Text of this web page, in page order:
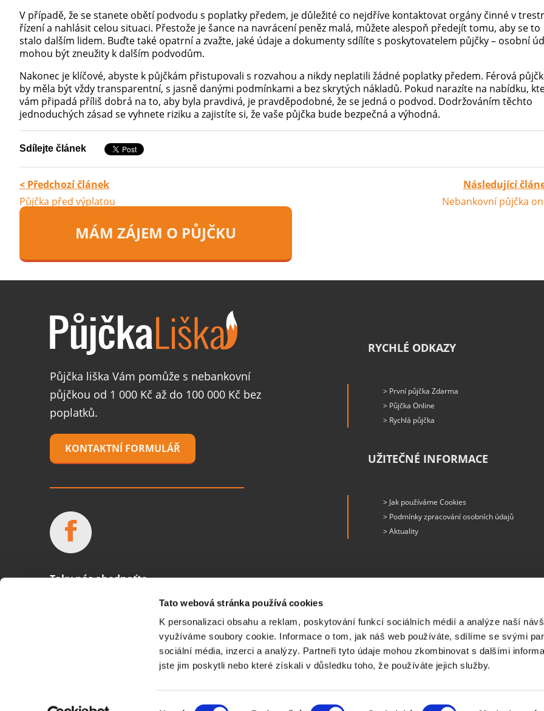
Tato webová stránka používá cookies
K personalizaci obsahu a reklam, poskytování funkcí sociálních médií a analýze naší
využíváme soubory cookie. Informace o tom, jak náš web používáte, sdílíme se svými
sociální média, inzerci a analýzy. Partneři tyto údaje mohou zkombinovat s dalšími
jste jim poskytli nebo které získali v důsledku toho, že používáte jejich služby.
V případě, že se stanete obětí podvodu s poplatky předem, je důležité co nejdříve kontaktovat orgány činné v
řízení a nahlásit celou situaci. Přestože je šance na navrácení peněz malá, můžete alespoň předejít tomu, aby se to
stalo dalším lidem. Buďte také opatrní a zvažte, jaké údaje a dokumenty sdílíte s poskytovatelem půjčky – osobní
mohou být zneužity k dalším podvodům.
Nakonec je klíčové, abyste k půjčkám přistupovali s rozvahou a nikdy neplatili žádné poplatky předem. Férová
by měla být vždy transparentní, s jasně danými podmínkami a bez skrytých nákladů. Pokud narazíte na nabídku,
vám připadá příliš dobrá na to, aby byla pravdivá, je pravděpodobné, že se jedná o podvod. Dodržováním těchto
jednoduchých zásad se vyhnete riziku a zajistíte si, že vaše půjčka bude bezpečná a výhodná.
Sdílejte článek
< Předchozí článek
Půjčka před výplatou
Následující
Nebankovní půjčka
MÁM ZÁJEM O PŮJČKU
Půjčka liška Vám pomůže s nebankovní
půjčkou od 1 000 Kč až do 100 000 Kč bez
poplatků.
KONTAKTNÍ FORMULÁŘ
Taky nás ohodnoťte
4.7/5 a ohodnotilo nás 235 zákazníků
RYCHLÉ ODKAZY
> První půjčka Zdarma
> Půjčka Online
> Rychlá půjčka
UŽITEČNÉ INFORMACE
> Jak používáme Cookies
> Podmínky zpracování osobních údajů
> Aktuality
© Copyright 2011-2026 DSCredit s.r.o., IČ: 058 38 223, se sídlem Čéčova 636/54, 37004, České Budějovice,